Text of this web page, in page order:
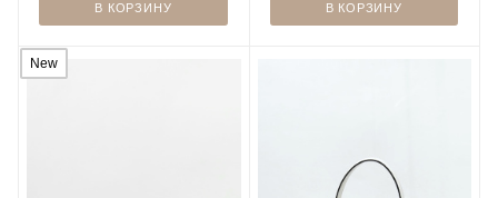
В КОРЗИНУ В КОРЗИНУ
New